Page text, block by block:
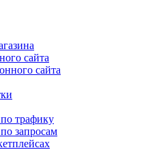
сайта
сайта
трафику
запросам